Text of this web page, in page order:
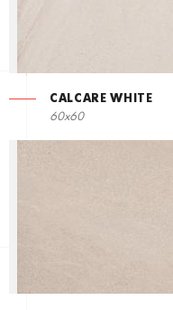
CALCARE WHITE
60x60